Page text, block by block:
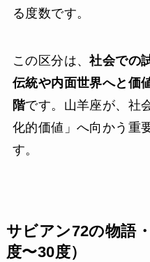
る度数です。
この区分は、社会での
伝統や内面世界へと価
階です。山羊座が、社
化的価値」へ向かう重
す。
サビアン72の物語
度〜30度）